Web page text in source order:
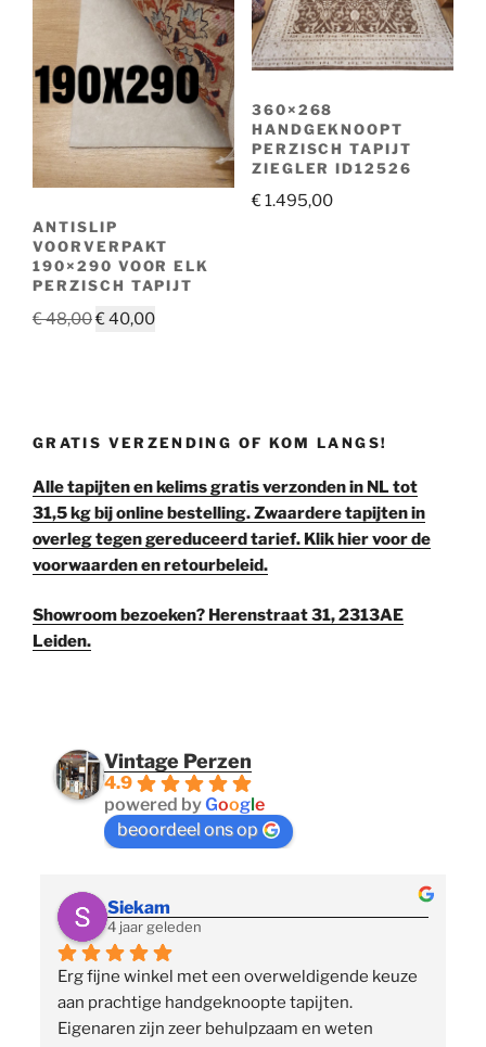
ANTISLIP
VOORVERPAKT
190×290 VOOR ELK
PERZISCH TAPIJT
€48,00Oorspronkelijke
€40,00Huidige
360×268
HANDGEKNOOPT
PERZISCH TAPIJT
ZIEGLER ID12526
€1.495,00
GRATIS VERZENDING OF KOM LANGS!
Alle tapijten en kelims gratis verzonden in NL tot
31,5 kg bij online bestelling. Zwaardere tapijten in
overleg tegen gereduceerd tarief. Klik hier voor de
voorwaarden en retourbeleid.
Showroom bezoeken? Herenstraat 31, 2313AE
Leiden.
Vintage Perzen
4.9
powered byGoogle
beoordeel ons op
Siekam
4 jaar geleden
Erg fijne winkel met een overweldigende keuze
aan prachtige handgeknoopte tapijten.
Eigenaren zijn zeer behulpzaam en weten